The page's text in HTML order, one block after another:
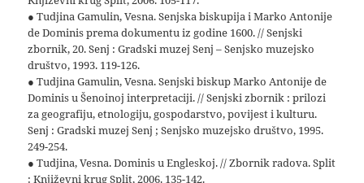
● Tudjina Gamulin, Vesna. Senjska biskupija i Marko Antonije
de Dominis prema dokumentu iz godine 1600. // Senjski
zbornik, 20. Senj : Gradski muzej Senj – Senjsko muzejsko
društvo, 1993. 119-126.
● Tudjina Gamulin, Vesna. Senjski biskup Marko Antonije de
Dominis u Šenoinoj interpretaciji. // Senjski zbornik : prilozi
za geografiju, etnologiju, gospodarstvo, povijest i kulturu.
Senj : Gradski muzej Senj ; Senjsko muzejsko društvo, 1995.
249-254.
● Tudjina, Vesna. Dominis u Engleskoj. // Zbornik radova. Split
: Književni krug Split, 2006. 135-142.